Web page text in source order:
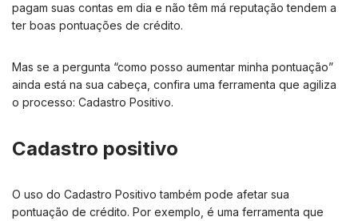
pagam suas contas em dia e não têm má reputação tendem a
ter boas pontuações de crédito.
Mas se a pergunta “como posso aumentar minha pontuação”
ainda está na sua cabeça, confira uma ferramenta que agiliza
o processo: Cadastro Positivo.
Cadastro positivo
O uso do Cadastro Positivo também pode afetar sua
pontuação de crédito. Por exemplo, é uma ferramenta que